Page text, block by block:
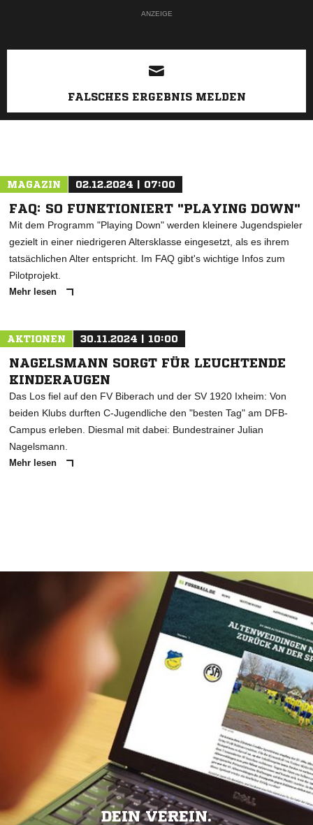
ANZEIGE
FALSCHES ERGEBNIS MELDEN
MAGAZIN 02.12.2024 | 07:00
FAQ: SO FUNKTIONIERT "PLAYING DOWN"
Mit dem Programm "Playing Down" werden kleinere Jugendspieler
gezielt in einer niedrigeren Altersklasse eingesetzt, als es ihrem
tatsächlichen Alter entspricht. Im FAQ gibt's wichtige Infos zum
Pilotprojekt.
Mehr lesen
AKTIONEN 30.11.2024 | 10:00
NAGELSMANN SORGT FÜR LEUCHTENDE
KINDERAUGEN
Das Los fiel auf den FV Biberach und der SV 1920 Ixheim: Von
beiden Klubs durften C-Jugendliche den "besten Tag" am DFB-
Campus erleben. Diesmal mit dabei: Bundestrainer Julian
Nagelsmann.
Mehr lesen
DEIN VEREIN.